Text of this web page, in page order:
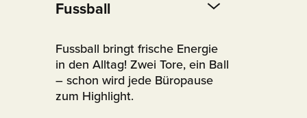
Fussball
Fussball bringt frische Energie
in den Alltag! Zwei Tore, ein Ball
– schon wird jede Büropause
zum Highlight.